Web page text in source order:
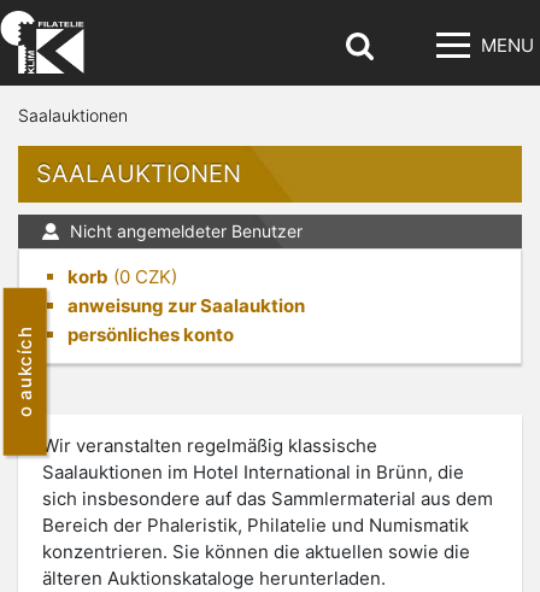
MENU
o aukcích
Saalauktionen
SAALAUKTIONEN
Nicht angemeldeter Benutzer
korb (0 CZK)
anweisung zur Saalauktion
persönliches konto
Wir veranstalten regelmäßig klassische
Saalauktionen im Hotel International in Brünn, die
sich insbesondere auf das Sammlermaterial aus dem
Bereich der Phaleristik, Philatelie und Numismatik
konzentrieren. Sie können die aktuellen sowie die
älteren Auktionskataloge herunterladen.